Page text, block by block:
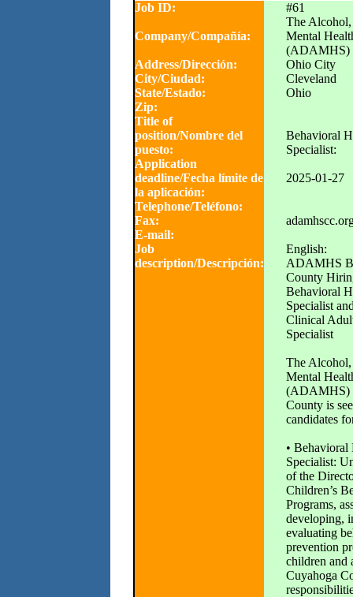
Job ID: #61
Company/Compañía:
The
Mental
(ADAMHS)
Address/Dirección:
Ohio City
City/Ciudad:
Cleveland
State/Estado:
Ohio
Zip:
Title of
position/Nombre del
puesto:
Behavioral
Specialist:
Application
deadline/Fecha límite de
la aplicación:
2025-01-27
Telephone/Teléfono:
Fax:
E-mail:
Job
description/Descripción:
English:
ADAMHS
County
Behavioral
Specialist
Clinical
Specialist
The
Mental
(ADAMHS)
County is
candidates
• Behavioral
Specialist:
of the
Children’s
Programs,
developing,
evaluating
prevention
children and
Cuyahoga